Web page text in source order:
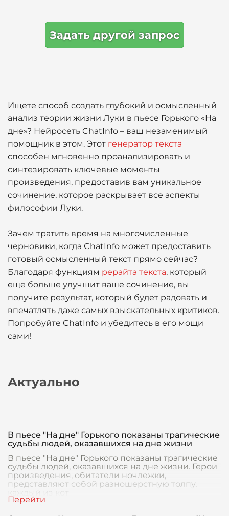
Задать другой запрос
Ищете способ создать глубокий и осмысленный
анализ теории жизни Луки в пьесе Горького «На
дне»? Нейросеть ChatInfo – ваш незаменимый
помощник в этом. Этот генератор текста
способен мгновенно проанализировать и
синтезировать ключевые моменты
произведения, предоставив вам уникальное
сочинение, которое раскрывает все аспекты
философии Луки.
Зачем тратить время на многочисленные
черновики, когда ChatInfo может предоставить
готовый осмысленный текст прямо сейчас?
Благодаря функциям рерайта текста, который
еще больше улучшит ваше сочинение, вы
получите результат, который будет радовать и
впечатлять даже самых взыскательных критиков.
Попробуйте ChatInfo и убедитесь в его мощи
сами!
Актуально
В пьесе "На дне" Горького показаны трагические
судьбы людей, оказавшихся на дне жизни
В пьесе "На дне" Горького показаны трагические
судьбы людей, оказавшихся на дне жизни. Герои
произведения, обитатели ночлежки,
представляют собой разношерстную толпу,